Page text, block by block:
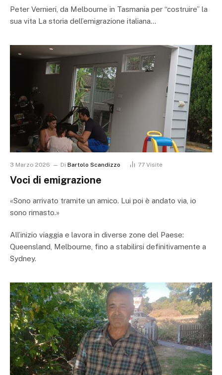
Peter Vernieri, da Melbourne in Tasmania per “costruire” la
sua vita La storia dell’emigrazione italiana…
3 Marzo 2026 Di Bartolo Scandizzo 77 Visite
Voci di emigrazione
«Sono arrivato tramite un amico. Lui poi è andato via, io
sono rimasto.»
All’inizio viaggia e lavora in diverse zone del Paese:
Queensland, Melbourne, fino a stabilirsi definitivamente a
Sydney.